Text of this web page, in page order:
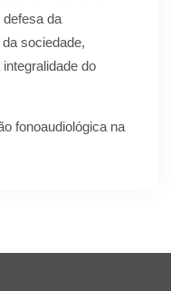
da
sociedade,
do
fonoaudiológica na